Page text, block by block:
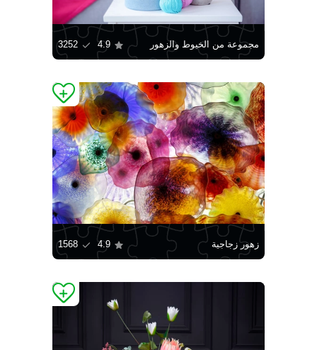
مجموعة من الخيوط والزهور 4.9
3252
زهور زجاجية 4.9
1568